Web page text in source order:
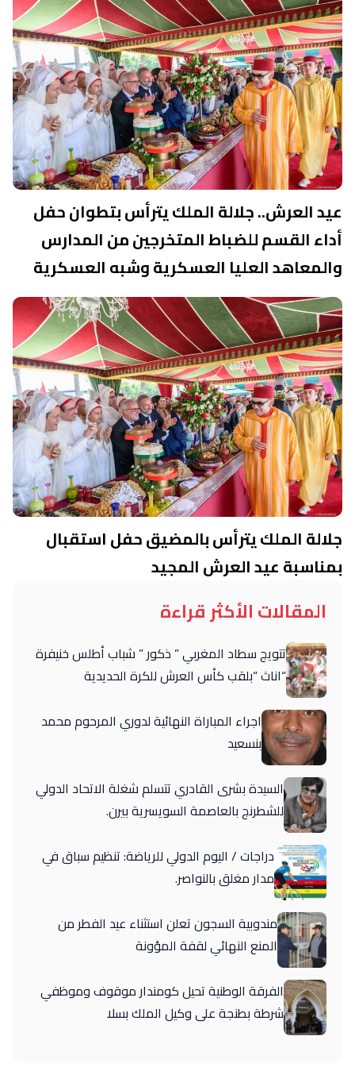
عيد العرش.. جلالة الملك يترأس بتطوان حفل
أداء القسم للضباط المتخرجين من المدارس
والمعاهد العليا العسكرية وشبه العسكرية
جلالة الملك يترأس بالمضيق حفل استقبال
بمناسبة عيد العرش المجيد
المقالات الأكثر قراءة
تتويج سطاد المغربي ” ذكور ” شباب أطلس خنيفرة
“اناث “بلقب كأس العرش للكرة الحديدية
اجراء المباراة النهائية لدوري المرحوم محمد
بنسعيد
السيدة بشرى القادري تتسلم شغلة الاتحاد الدولي
للشطرنج بالعاصمة السويسرية بيرن.
دراجات / اليوم الدولي للرياضة: تنظيم سباق في
مدار مغلق بالنواصر.
مندوبية السجون تعلن استثناء عيد الفطر من
المنع النهائي لقفة المؤونة
الفرقة الوطنية تحيل كومندار موقوف وموظفي
شرطة بطنجة على وكيل الملك بسلا